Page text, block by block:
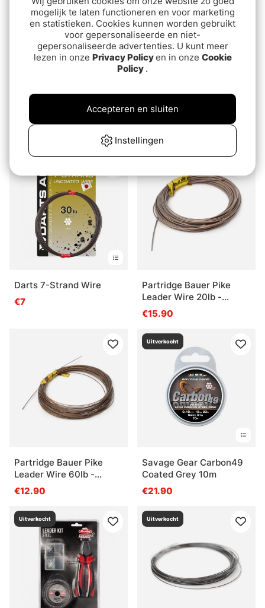
Beoordeling:
(3)5.0 uit 5 sterren
Darts 49 Strand Coated
Wire 5m
Strike Wire Tafsmaterial
van€10.90
Darts 7-Strand Wire
€7
Partridge Bauer Pike
Leader Wire 20lb -
Brown
€15.90
Partridge Bauer Pike
Leader Wire 60lb -
Brown
€12.90
Uitverkocht
Savage Gear Carbon49
Coated Grey 10m
€21.90
Uitverkocht Uitverkocht
mogelijk te laten functioneren en voor marketing
en statistieken. Cookies kunnen worden gebruikt
voor gepersonaliseerde en niet-
gepersonaliseerde advertenties. U kunt meer
lezen in onze Privacy Policyen in onze Cookie
Policy .
Instellingen
Accepteren en sluiten